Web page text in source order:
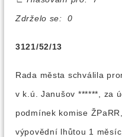
Zdrželo se: 0
3121/52/13
Rada města schválila
v k.ú. Janušov ******, za
podmínek komise
výpovědní lhůtou 1